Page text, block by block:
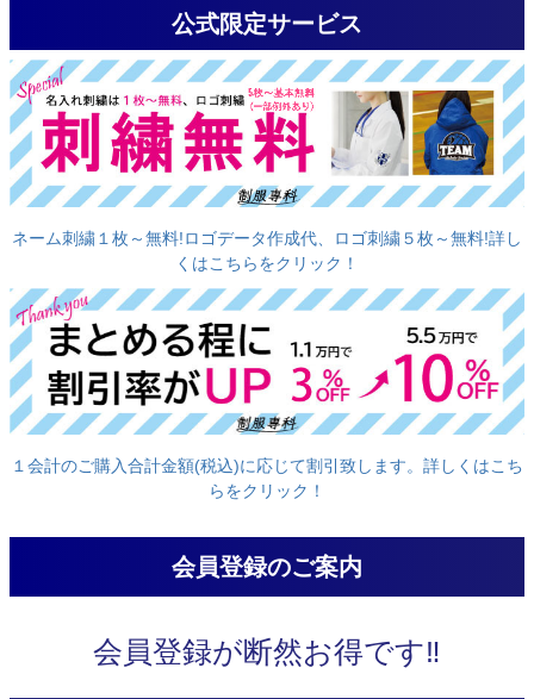
公式限定サービス
ネーム刺繍１枚～無料!ロゴデータ作成代、ロゴ刺繍５枚～無料!詳し
くはこちらをクリック！
１会計のご購入合計金額(税込)に応じて割引致します。詳しくはこち
らをクリック！
会員登録のご案内
会員登録が断然お得です‼